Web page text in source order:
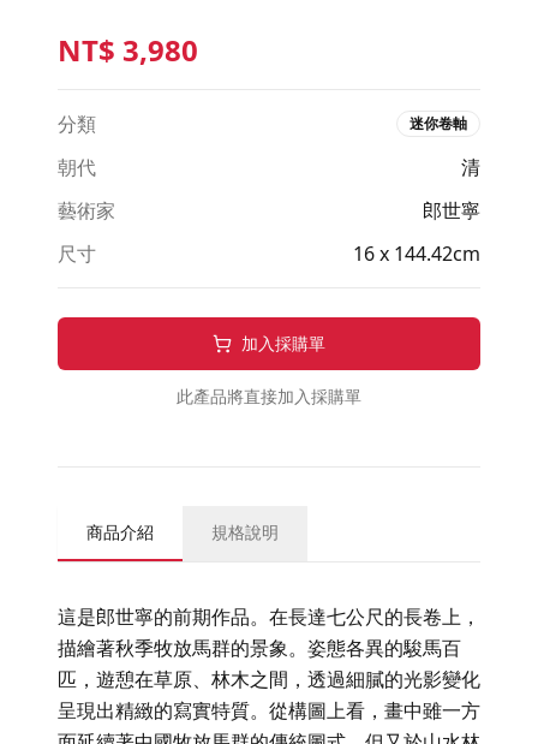
NT$ 3,980
分類 迷你卷軸
朝代
清
藝術家
郎世寧
尺寸
16 x 144.42cm
加入採購單
此產品將直接加入採購單
商品介紹 規格說明
這是郎世寧的前期作品。在長達七公尺的長卷上，
描繪著秋季牧放馬群的景象。姿態各異的駿馬百
匹，遊憩在草原、林木之間，透過細膩的光影變化
呈現出精緻的寫實特質。從構圖上看，畫中雖一方